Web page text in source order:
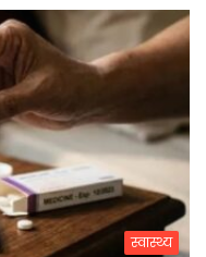
स्वास्थ्य